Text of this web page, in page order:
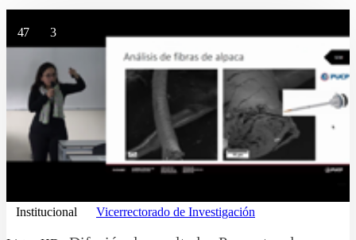
47 3
Institucional Vicerrectorado de Investigación